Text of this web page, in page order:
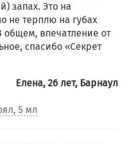
запах. Это на
не терплю на губах
общем, впечатление от
спасибо «Секрет
Елена, 26 лет, Барнаул
5 мл